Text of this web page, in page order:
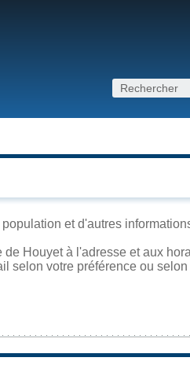
et d'autres
Houyet à l'adresse et aux
selon votre préférence ou selon